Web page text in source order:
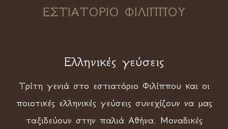
ΕΣΤΙΑΤΟΡΙΟ ΦΙΛΙΠΠΟΥ
Ελληνικές γεύσεις
Τρίτη γενιά στο εστιατόριο Φιλίππου και οι
ποιοτικές ελληνικές γεύσεις συνεχίζουν να μας
ταξιδεύουν στην παλιά Αθήνα. Μοναδικές